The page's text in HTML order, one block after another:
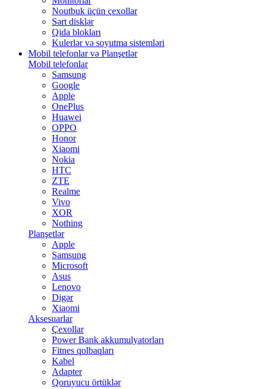
Noutbuk üçün çexollar
Sərt disklər
Qida blokları
Kulerlər və soyutma sistemləri
Mobil telefonlar və Planşetlər
Mobil telefonlar
Samsung
Google
Apple
OnePlus
Huawei
OPPO
Honor
Xiaomi
Nokia
HTC
ZTE
Realme
Vivo
XOR
Nothing
Planşetlər
Apple
Samsung
Microsoft
Asus
Lenovo
Digər
Xiaomi
Aksesuarlar
Çexollar
Power Bank akkumulyatorları
Fitnes qolbaqları
Kabel
Adapter
Qoruyucu örtüklər